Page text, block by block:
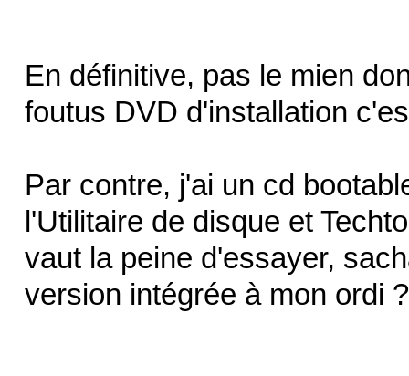
En définitive, pas le mien
foutus DVD d'installation
Par contre, j'ai un cd
l'Utilitaire de disque et
vaut la peine d'essayer,
version intégrée à mon ordi ?